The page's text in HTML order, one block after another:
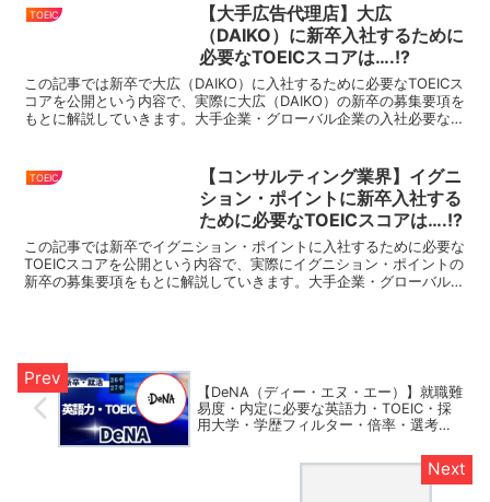
TOEIC
【大手広告代理店】大広
（DAIKO）に新卒入社するために
必要なTOEICスコアは….!?
この記事では新卒で大広（DAIKO）に入社するために必要なTOEICス
コアを公開という内容で、実際に大広（DAIKO）の新卒の募集要項を
もとに解説していきます。大手企業・グローバル企業の入社必要な
TOEIC
【コンサルティング業界】イグニ
ション・ポイントに新卒入社する
ために必要なTOEICスコアは….!?
この記事では新卒でイグニション・ポイントに入社するために必要な
TOEICスコアを公開という内容で、実際にイグニション・ポイントの
新卒の募集要項をもとに解説していきます。大手企業・グローバル企
【DeNA（ディー・エヌ・エー）】就職難
易度・内定に必要な英語力・TOEIC・採
用大学・学歴フィルター・倍率・選考対